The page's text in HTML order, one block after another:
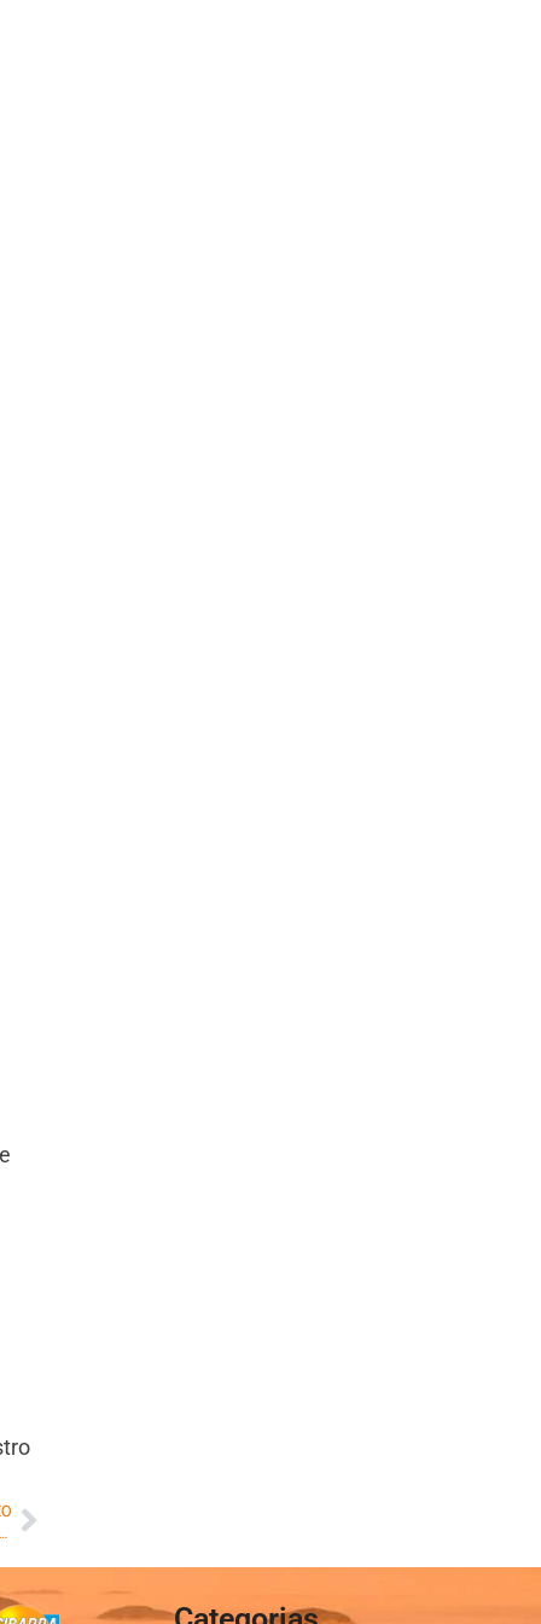
estágios operacionais da cidade